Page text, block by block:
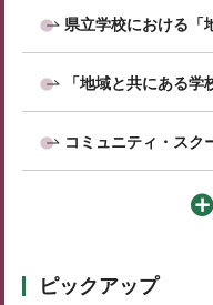
県立学校における「
「地域と共にある
コミュニティ・スク
ピックアップ